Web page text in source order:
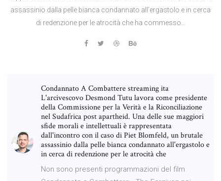
assassinio dalla pelle bianca condannato all’ergastolo e in cerca
di redenzione per le atrocità che ha commesso…
Condannato A Combattere streaming ita
L'arcivescovo Desmond Tutu lavora come presidente
della Commissione per la Verità e la Riconciliazione
nel Sudafrica post apartheid. Una delle sue maggiori
sfide morali e intellettuali è rappresentata
dall'incontro con il caso di Piet Blomfeld, un brutale
assassinio dalla pelle bianca condannato all'ergastolo e
in cerca di redenzione per le atrocità che
Non sono presenti programmazioni del film